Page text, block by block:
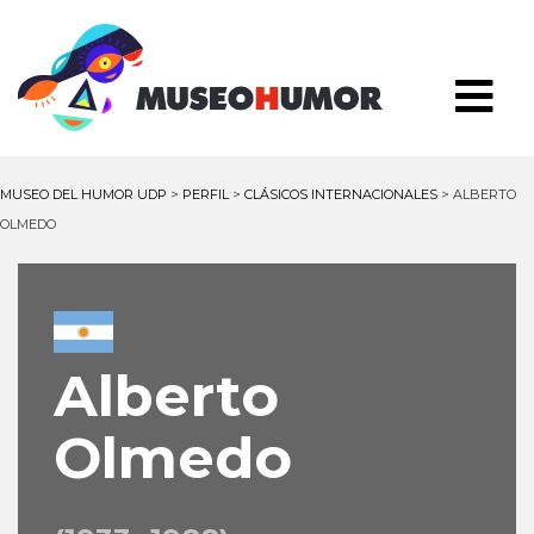
MUSEO DEL HUMOR UDP > PERFIL> CLÁSICOS INTERNACIONALES > ALBERTO
OLMEDO
Alberto
Olmedo